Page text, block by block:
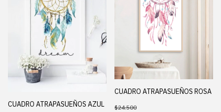
CUADRO ATRAPASUEÑOS AZUL
CUADRO ATRAPASUEÑOS ROSA
$24.500